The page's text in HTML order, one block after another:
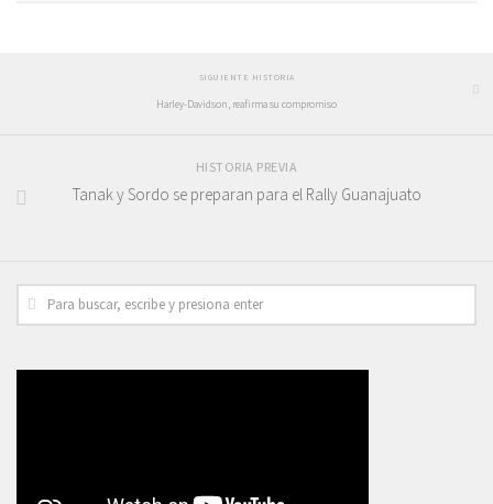
SIGUIENTE HISTORIA
Harley-Davidson, reafirma su compromiso
HISTORIA PREVIA
Tanak y Sordo se preparan para el Rally Guanajuato